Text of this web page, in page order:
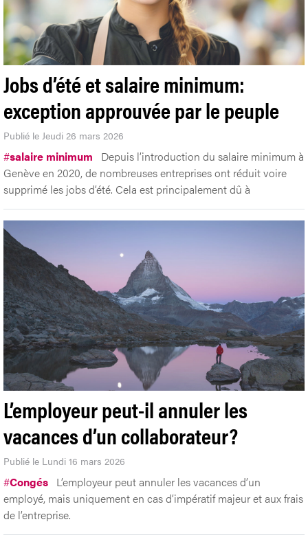
Jobs d’été et salaire minimum:
exception approuvée par le peuple
Publié le Jeudi 26 mars 2026
#salaire minimum
Depuis l’introduction du salaire minimum à
Genève en 2020, de nombreuses entreprises ont réduit voire
supprimé les jobs d’été. Cela est principalement dû à
L’employeur peut-il annuler les
vacances d’un collaborateur?
Publié le Lundi 16 mars 2026
#Congés L’employeur peut annuler les vacances d’un
employé, mais uniquement en cas d’impératif majeur et aux frais
de l’entreprise.